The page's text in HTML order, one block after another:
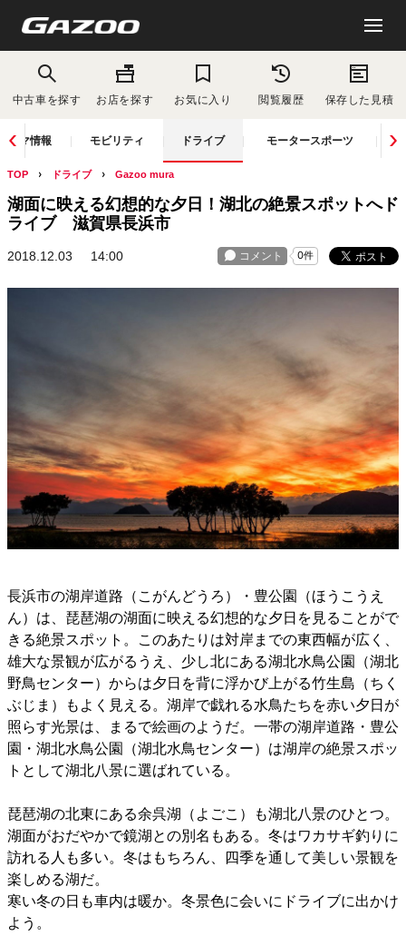
中古車を探す お店を探す お気に入り 閲覧履歴 保存した見積
ルマ情報 モビリティ ドライブ モータースポーツ
TOP ドライブ Gazoo mura
湖面に映える幻想的な夕日！湖北の絶景スポットへド
ライブ 滋賀県長浜市
2018.12.03 14:00
長浜市の湖岸道路（こがんどうろ）・豊公園（ほうこうえ
ん）は、琵琶湖の湖面に映える幻想的な夕日を見ることがで
きる絶景スポット。このあたりは対岸までの東西幅が広く、
雄大な景観が広がるうえ、少し北にある湖北水鳥公園（湖北
野鳥センター）からは夕日を背に浮かび上がる竹生島（ちく
ぶじま）もよく見える。湖岸で戯れる水鳥たちを赤い夕日が
照らす光景は、まるで絵画のようだ。一帯の湖岸道路・豊公
園・湖北水鳥公園（湖北水鳥センター）は湖岸の絶景スポッ
トとして湖北八景に選ばれている。
琵琶湖の北東にある余呉湖（よごこ）も湖北八景のひとつ。
湖面がおだやかで鏡湖との別名もある。冬はワカサギ釣りに
訪れる人も多い。冬はもちろん、四季を通して美しい景観を
楽しめる湖だ。
寒い冬の日も車内は暖か。冬景色に会いにドライブに出かけ
よう。